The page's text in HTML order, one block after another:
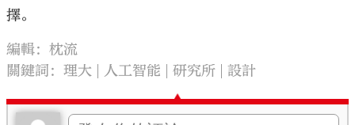
擇。
編輯：枕流
關鍵詞：理大 人工智能 研究所 設計